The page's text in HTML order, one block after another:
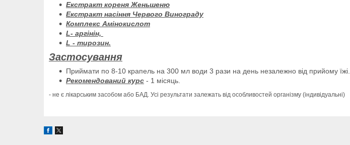
Екстракт кореня Женьшеню
Екстракт насіння Червого Винограду
Комплекс Амінокислот
L- аргінін,
L - тирозин.
Застосування
Приймати по 8-10 крапель на 300 мл води 3 рази на день незалежно від прийому їжі.
Рекомендований курс - 1 місяць.
- не є лікарським засобом або БАД. Усі результати залежать від особливостей організму (індивідуальні)